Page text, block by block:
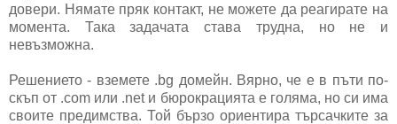
довери. Нямате пряк контакт, не можете да реагирате на
момента. Така задачата става трудна, но не и
невъзможна.
Решението - вземете .bg домейн. Вярно, че е в пъти по-
скъп от .com или .net и бюрокрацията е голяма, но си има
своите предимства. Той бързо ориентира търсачките за